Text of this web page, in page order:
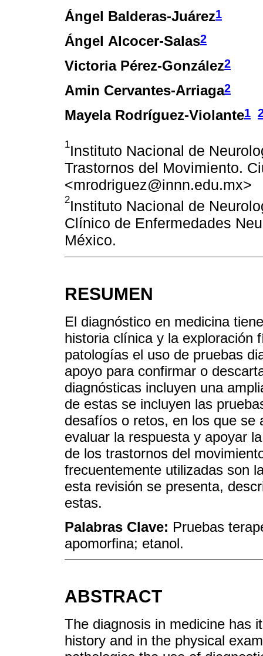
Ángel Balderas-Juárez1
Ángel Alcocer-Salas2
Victoria Pérez-González2
Amin Cervantes-Arriaga2
Mayela Rodríguez-Violante1
1Instituto Nacional de
Trastornos del Movimiento.
<mrodriguez@innn.edu.mx>
2Instituto Nacional de
Clínico de Enfermedades
México.
RESUMEN
El diagnóstico en medicina
historia clínica y la exploración
patologías el uso de pruebas
apoyo para confirmar o
diagnósticas incluyen una
de estas se incluyen las
desafíos o retos, en los que se
evaluar la respuesta y apoyar
de los trastornos del
frecuentemente utilizadas son
esta revisión se presenta,
estas.
Palabras Clave: Pruebas
apomorfina; etanol.
ABSTRACT
The diagnosis in medicine has
history and in the physical